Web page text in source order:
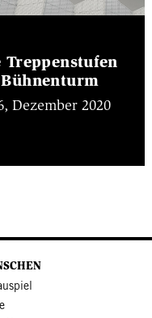
Treppenstufen
Dezember 2020